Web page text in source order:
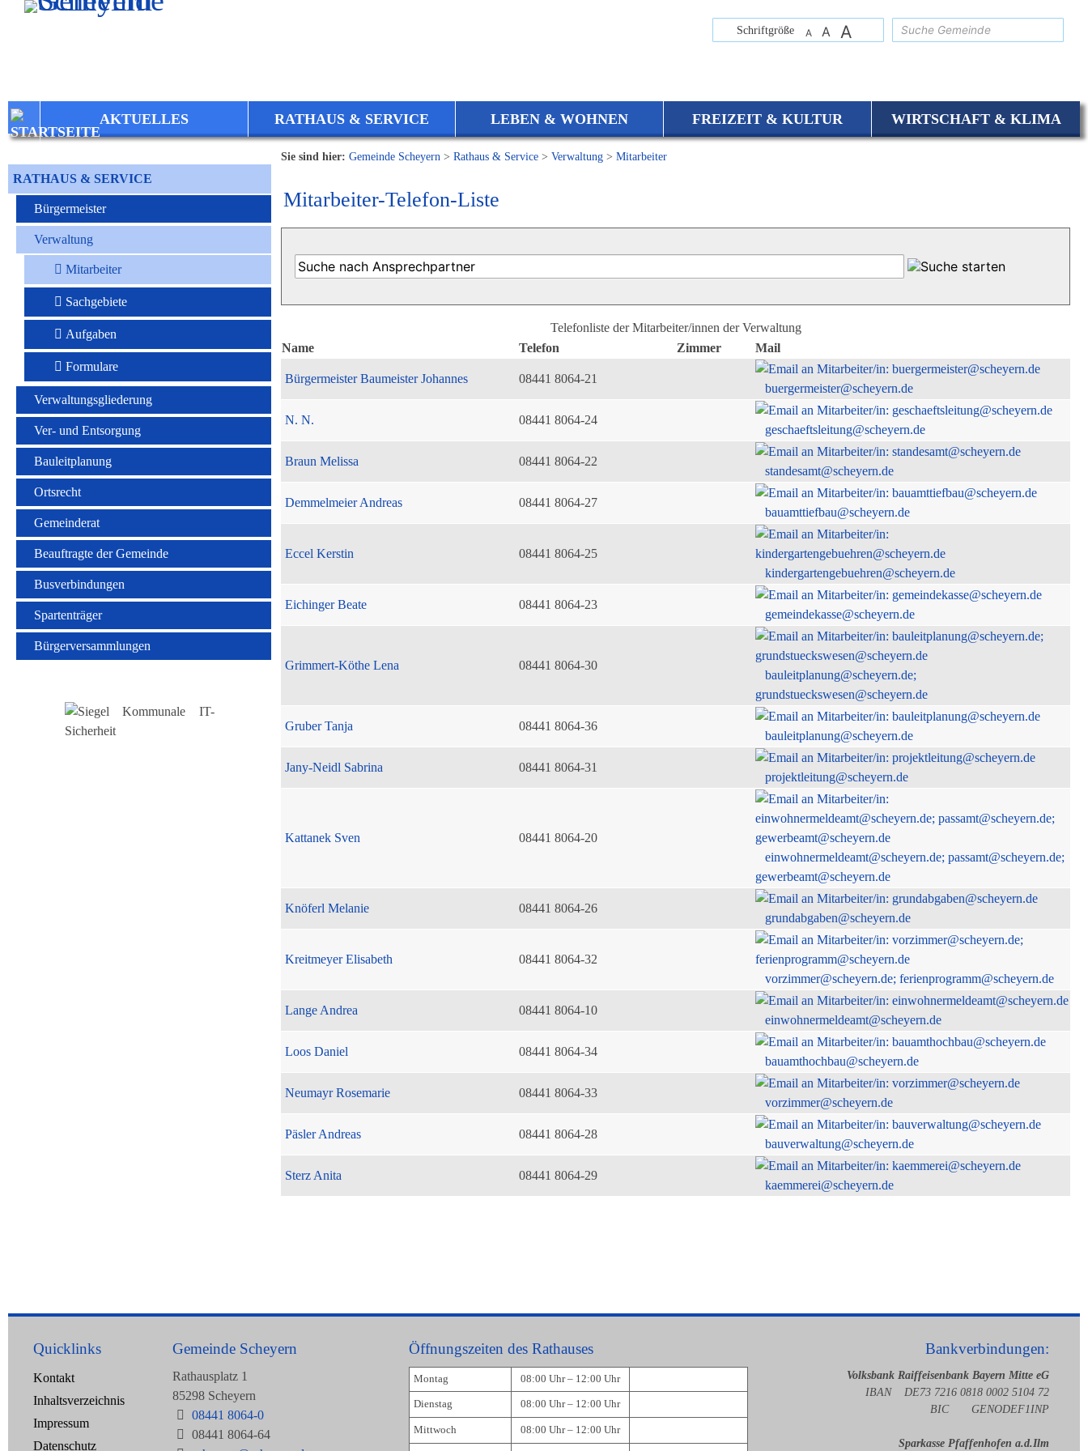
Zum Inhalt,zur Navigationoder
Schriftgröße A A A
AKTUELLES RATHAUS & SERVICE LEBEN & WOHNEN FREIZEIT & KULTUR WIRTSCHAFT & KLIMA
RATHAUS & SERVICE
Bürgermeister
Verwaltung
Mitarbeiter
Sachgebiete
Aufgaben
Formulare
Verwaltungsgliederung
Ver- und Entsorgung
Bauleitplanung
Ortsrecht
Gemeinderat
Beauftragte der Gemeinde
Busverbindungen
Spartenträger
Bürgerversammlungen
Sie sind hier: Gemeinde Scheyern > Rathaus & Service > Verwaltung > Mitarbeiter
Mitarbeiter-Telefon-Liste
Telefonliste der Mitarbeiter/innen der Verwaltung
Name
Telefon Zimmer Mail
Bürgermeister Baumeister Johannes 08441 8064-21
buergermeister@scheyern.de
N. N. 08441 8064-24
geschaeftsleitung@scheyern.de
Braun Melissa 08441 8064-22
standesamt@scheyern.de
Demmelmeier Andreas 08441 8064-27
bauamttiefbau@scheyern.de
Eccel Kerstin
08441 8064-25
kindergartengebuehren@scheyern.de
Eichinger Beate 08441 8064-23
gemeindekasse@scheyern.de
Grimmert-Köthe Lena 08441 8064-30
bauleitplanung@scheyern.de;
grundstueckswesen@scheyern.de
Gruber Tanja 08441 8064-36
bauleitplanung@scheyern.de
Jany-Neidl Sabrina 08441 8064-31
projektleitung@scheyern.de
Kattanek Sven
08441 8064-20
einwohnermeldeamt@scheyern.de; passamt@scheyern.de;
gewerbeamt@scheyern.de
Knöferl Melanie 08441 8064-26
grundabgaben@scheyern.de
Kreitmeyer Elisabeth
08441 8064-32
vorzimmer@scheyern.de; ferienprogramm@scheyern.de
Lange Andrea 08441 8064-10
einwohnermeldeamt@scheyern.de
Loos Daniel 08441 8064-34
bauamthochbau@scheyern.de
Neumayr Rosemarie 08441 8064-33
vorzimmer@scheyern.de
Päsler Andreas 08441 8064-28
bauverwaltung@scheyern.de
Sterz Anita 08441 8064-29
kaemmerei@scheyern.de
Quicklinks
Kontakt
Inhaltsverzeichnis
Impressum
Datenschutz
Gemeinde Scheyern
Rathausplatz 1
85298 Scheyern
08441 8064-0
08441 8064-64
Öffnungszeiten des Rathauses
Montag 08:00 Uhr – 12:00 Uhr
Dienstag 08:00 Uhr – 12:00 Uhr
Mittwoch 08:00 Uhr – 12:00 Uhr
Bankverbindungen:
Volksbank Raiffeisenbank Bayern Mitte eG
IBAN DE73 7216 0818 0002 5104 72
BIC GENODEF1INP
Sparkasse Pfaffenhofen a.d.Ilm